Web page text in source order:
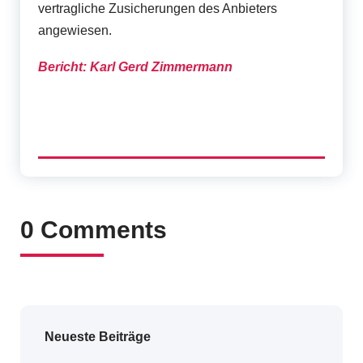
vertragliche Zusicherungen des Anbieters
angewiesen.
Bericht: Karl Gerd Zimmermann
0 Comments
Neueste Beiträge